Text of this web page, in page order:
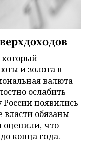
и золота в
валюта
ослабить
России появились
власти обязаны
оценили, что
конца года.